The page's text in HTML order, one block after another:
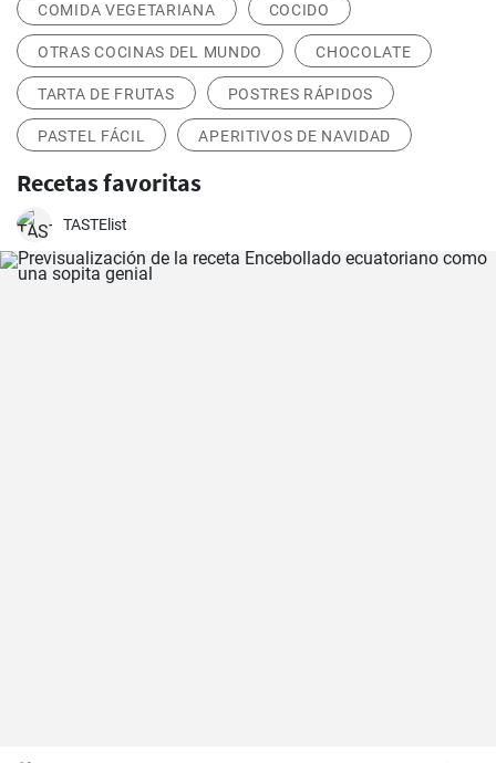
COMIDA VEGETARIANA COCIDO
OTRAS COCINAS DEL MUNDO CHOCOLATE
TARTA DE FRUTAS POSTRES RÁPIDOS
PASTEL FÁCIL APERITIVOS DE NAVIDAD
Recetas favoritas
TASTElist